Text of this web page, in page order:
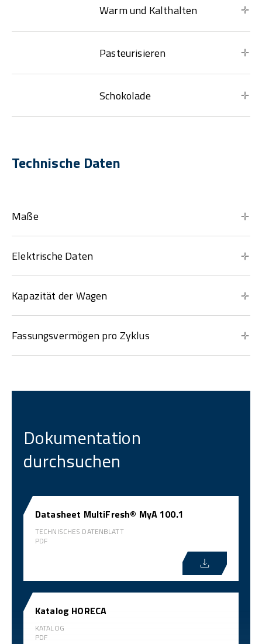
Warm und Kalthalten
Pasteurisieren
Schokolade
Technische Daten
Maße
Elektrische Daten
Kapazität der Wagen
Fassungsvermögen pro Zyklus
Dokumentation
durchsuchen
Datasheet MultiFresh® MyA 100.1
TECHNISCHES DATENBLATT
PDF
Katalog HORECA
KATALOG
PDF